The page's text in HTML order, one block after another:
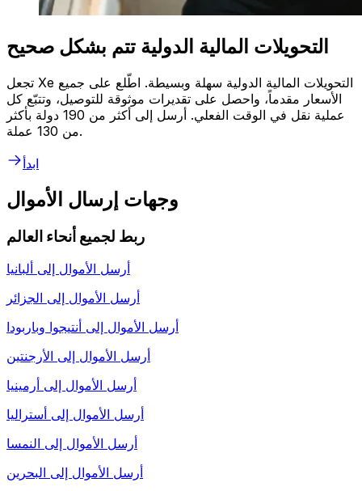
التحويلات المالية الدولية تتم بشكل صحيح
تجعل Xe التحويلات المالية الدولية سهلة وبسيطة. اطّلع على جميع
الأسعار مقدماً، واحصل على تقديرات موثوقة للتوصيل، وتتبّع كل
عملية نقل في الوقت الفعلي. أرسل إلى أكثر من 190 دولة بأكثر
من 130 عملة.
ابدأ
وجهات إرسال الأموال
ربط لجميع أنحاء العالم
أرسل الأموال إلى ألبانيا
أرسل الأموال إلى الجزائر
أرسل الأموال إلى أنتيجوا وباربودا
أرسل الأموال إلى الأرجنتين
أرسل الأموال إلى أرمينيا
أرسل الأموال إلى أستراليا
أرسل الأموال إلى النمسا
أرسل الأموال إلى البحرين